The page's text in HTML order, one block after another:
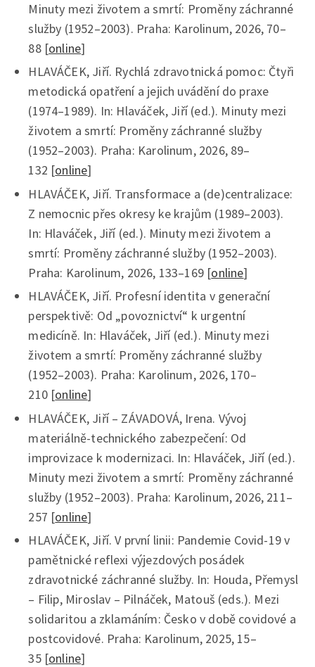
Minuty mezi životem a smrtí: Proměny záchranné
služby (1952–2003). Praha: Karolinum, 2026, 70–
88 [online]
HLAVÁČEK, Jiří. Rychlá zdravotnická pomoc: Čtyři
metodická opatření a jejich uvádění do praxe
(1974–1989). In: Hlaváček, Jiří (ed.). Minuty mezi
životem a smrtí: Proměny záchranné služby
(1952–2003). Praha: Karolinum, 2026, 89–
132 [online]
HLAVÁČEK, Jiří. Transformace a (de)centralizace:
Z nemocnic přes okresy ke krajům (1989–2003).
In: Hlaváček, Jiří (ed.). Minuty mezi životem a
smrtí: Proměny záchranné služby (1952–2003).
Praha: Karolinum, 2026, 133–169 [online]
HLAVÁČEK, Jiří. Profesní identita v generační
perspektivě: Od „povoznictví“ k urgentní
medicíně. In: Hlaváček, Jiří (ed.). Minuty mezi
životem a smrtí: Proměny záchranné služby
(1952–2003). Praha: Karolinum, 2026, 170–
210 [online]
HLAVÁČEK, Jiří – ZÁVADOVÁ, Irena. Vývoj
materiálně-technického zabezpečení: Od
improvizace k modernizaci. In: Hlaváček, Jiří (ed.).
Minuty mezi životem a smrtí: Proměny záchranné
služby (1952–2003). Praha: Karolinum, 2026, 211–
257 [online]
HLAVÁČEK, Jiří. V první linii: Pandemie Covid-19 v
pamětnické reflexi výjezdových posádek
zdravotnické záchranné služby. In: Houda, Přemysl
– Filip, Miroslav – Pilnáček, Matouš (eds.). Mezi
solidaritou a zklamáním: Česko v době covidové a
postcovidové. Praha: Karolinum, 2025, 15–
35 [online]